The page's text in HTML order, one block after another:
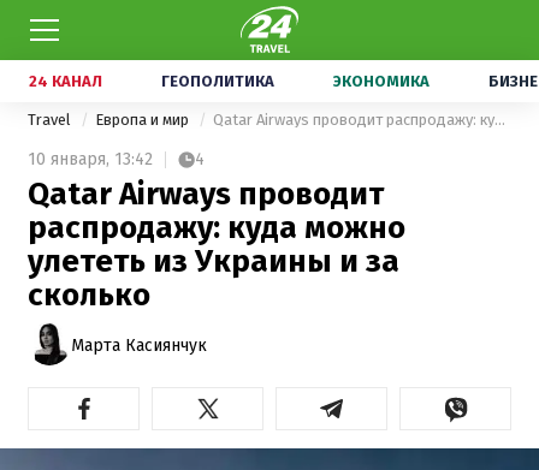
24 КАНАЛ ГЕОПОЛИТИКА ЭКОНОМИКА
Travel Европа и мир Qatar Airways проводит распродажу: куда можно улететь из Украины и за сколько
10 января, 13:42 4
Qatar Airways проводит
распродажу: куда можно
улететь из Украины и за
сколько
Марта Касиянчук